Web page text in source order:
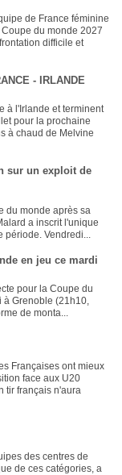
de France féminine
du monde 2027
difficile et
- IRLANDE
à l'Irlande et terminent
pour la prochaine
à chaud de Melvine
sur un exploit de
du monde après sa
a inscrit l'unique
période. Vendredi...
en jeu ce mardi
pour la Coupe du
Grenoble (21h10,
de monta...
Françaises ont mieux
face aux U20
tir français n'aura
des centres de
de ces catégories, a